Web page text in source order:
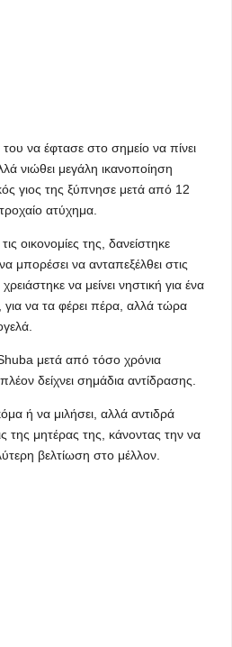
να έφτασε στο σημείο να πίνει
νιώθει μεγάλη ικανοποίηση
γιος της ξύπνησε μετά από 12
ατύχημα.
οικονομίες της, δανείστηκε
μπορέσει να ανταπεξέλθει στις
να μείνει νηστική για ένα
να τα φέρει πέρα, αλλά τώρα
μετά από τόσο χρόνια
δείχνει σημάδια αντίδρασης.
ή να μιλήσει, αλλά αντιδρά
της μητέρας της, κάνοντας την να
βελτίωση στο μέλλον.